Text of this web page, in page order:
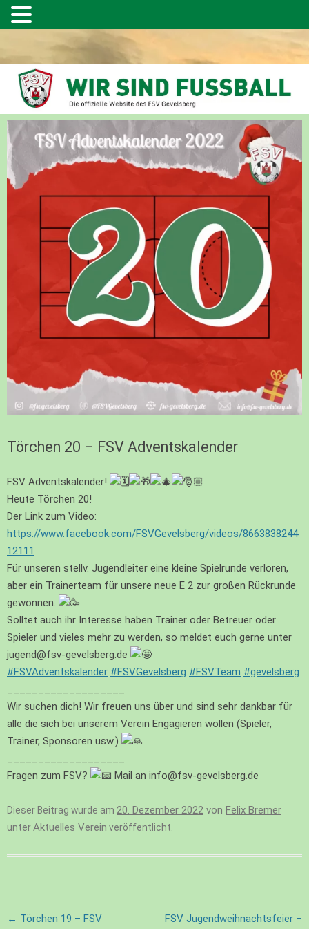
Törchen 20 – FSV Adventskalender
FSV Adventskalender!
Heute Törchen 20!
Der Link zum Video:
https://www.facebook.com/FSVGevelsberg/videos/8663838244
12111
Für unseren stellv. Jugendleiter eine kleine Spielrunde verloren,
aber ein Trainerteam für unsere neue E 2 zur großen Rückrunde
gewonnen.
Solltet auch ihr Interesse haben Trainer oder Betreuer oder
Spieler und vieles mehr zu werden, so meldet euch gerne unter
jugend@fsv-gevelsberg.de
#FSVAdventskalender #FSVGevelsberg #FSVTeam #gevelsberg
Wir suchen dich! Wir freuen uns über und sind sehr dankbar für
alle die sich bei unserem Verein Engagieren wollen (Spieler,
Trainer, Sponsoren usw.)
Fragen zum FSV?
Mail an info@fsv-gevelsberg.de
Dieser Beitrag wurde am 20. Dezember 2022 von Felix Bremer
unterAktuelles Verein veröffentlicht.
Beitragsnavigation
← Törchen 19 – FSV FSV Jugendweihnachtsfeier –